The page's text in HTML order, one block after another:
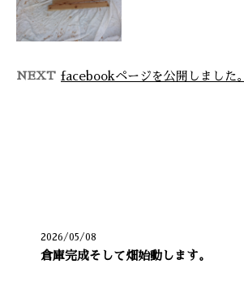
NEXT facebookページを公開しました。
2026/05/08
倉庫完成そして畑始動します。